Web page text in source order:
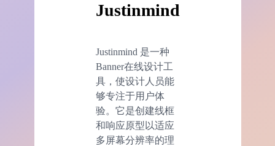
Justinmind
Justinmind 是一种
Banner在线设计工
具，使设计人员能
够专注于用户体
验。它是创建线框
和响应原型以适应
多屏幕分辨率的理